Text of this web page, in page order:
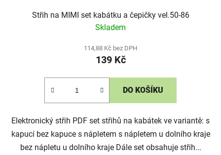
Střih na MIMI set kabátku a čepičky vel.50-86
Skladem
114,88 Kč bez DPH
139 Kč
DO KOŠÍKU
Elektronický střih PDF set střihů na kabátek ve variantě: s
kapucí bez kapuce s nápletem s nápletem u dolního kraje
bez nápletu u dolního kraje Dále set obsahuje střih...